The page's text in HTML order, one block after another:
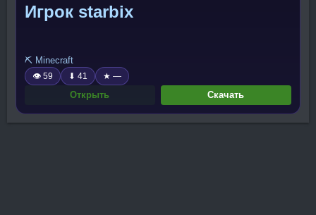
Игрок starbix
⛏️ Minecraft
👁 59 ⬇ 41 ★ —
Открыть Скачать